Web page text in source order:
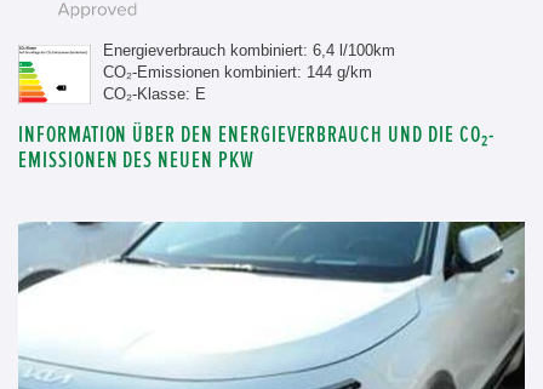
Energieverbrauch kombiniert: 6,4 l/100km
CO₂-Emissionen kombiniert: 144 g/km
CO₂-Klasse: E
INFORMATION ÜBER DEN ENERGIEVERBRAUCH UND DIE CO₂-
EMISSIONEN DES NEUEN PKW